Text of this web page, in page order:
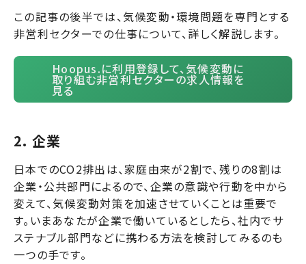
この記事の後半では、気候変動・環境問題を専門とする
非営利セクターでの仕事について、詳しく解説します。
Hoopus.に利用登録して、気候変動に
取り組む非営利セクターの求人情報を
見る
2. 企業
日本でのCO2排出は、家庭由来が2割で、残りの8割は
企業・公共部門によるので、企業の意識や行動を中から
変えて、気候変動対策を加速させていくことは重要で
す。いまあなたが企業で働いているとしたら、社内でサ
ステナブル部門などに携わる方法を検討してみるのも
一つの手です。